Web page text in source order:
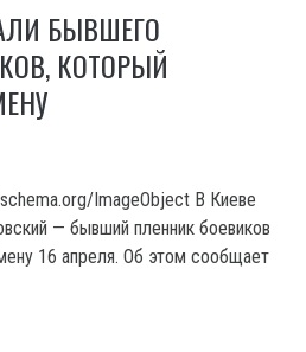
БЫВШЕГО
КОТОРЫЙ
ImageObject В Киеве
— бывший пленник боевиков
16 апреля. Об этом сообщает